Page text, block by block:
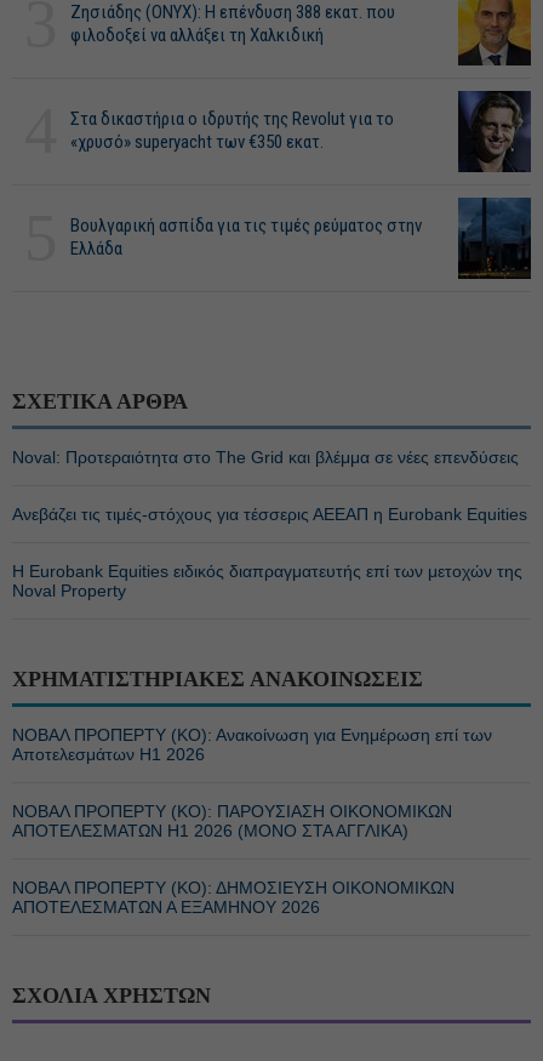
Ζησιάδης (ONYX): Η επένδυση 388 εκατ. που
φιλοδοξεί να αλλάξει τη Χαλκιδική
Στα δικαστήρια ο ιδρυτής της Revolut για το
«χρυσό» superyacht των €350 εκατ.
Βουλγαρική ασπίδα για τις τιμές ρεύματος στην
Ελλάδα
ΣΧΕΤΙΚΑ ΑΡΘΡΑ
Noval: Προτεραιότητα στο The Grid και βλέμμα σε νέες επενδύσεις
Ανεβάζει τις τιμές-στόχους για τέσσερις ΑΕΕΑΠ η Eurobank Equities
Η Eurobank Equities ειδικός διαπραγματευτής επί των μετοχών της
Noval Property
ΧΡΗΜΑΤΙΣΤΗΡΙΑΚΕΣ ΑΝΑΚΟΙΝΩΣΕΙΣ
ΝΟΒΑΛ ΠΡΟΠΕΡΤΥ (ΚΟ): Ανακοίνωση για Ενημέρωση επί των
Αποτελεσμάτων Η1 2026
ΝΟΒΑΛ ΠΡΟΠΕΡΤΥ (ΚΟ): ΠΑΡΟΥΣΙΑΣΗ ΟΙΚΟΝΟΜΙΚΩΝ
ΑΠΟΤΕΛΕΣΜΑΤΩΝ Η1 2026 (ΜΟΝΟ ΣΤΑ ΑΓΓΛΙΚΑ)
ΝΟΒΑΛ ΠΡΟΠΕΡΤΥ (ΚΟ): ΔΗΜΟΣΙΕΥΣΗ ΟΙΚΟΝΟΜΙΚΩΝ
ΑΠΟΤΕΛΕΣΜΑΤΩΝ Α ΕΞΑΜΗΝΟΥ 2026
ΣΧΟΛΙΑ ΧΡΗΣΤΩΝ